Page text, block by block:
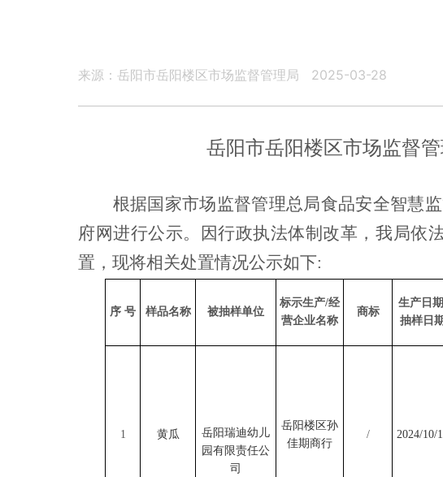
来源：岳阳市岳阳楼区市场监督管理局 2025-03-28
岳阳市岳阳楼区市场监督
根据国家市场监督管理总局食品安全智慧
府网进行公示。因行政执法体制改革，我局依
置，现将相关处置情况公示如下:
序 号 样品名称 被抽样单位
标示生产/经
营企业名称
商标
生产日期
抽样日期
1 黄瓜
岳阳瑞迪幼儿
园有限责任公
司
岳阳楼区孙
佳期商行
/ 2024/10/